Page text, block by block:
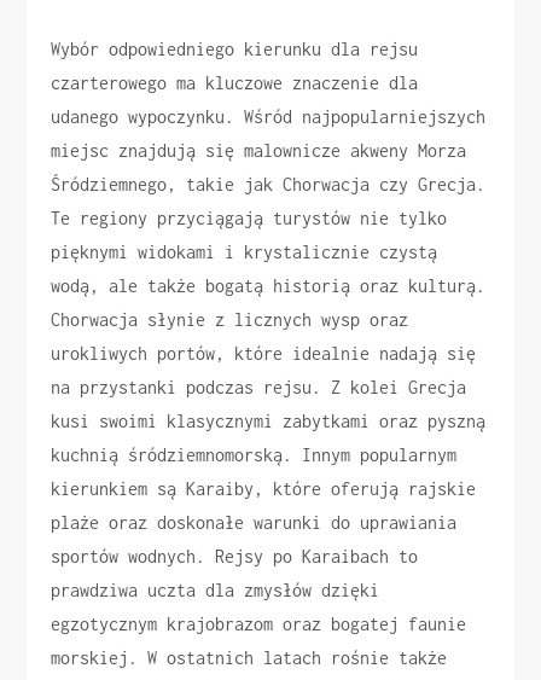
Wybór odpowiedniego kierunku dla rejsu
czarterowego ma kluczowe znaczenie dla
udanego wypoczynku. Wśród najpopularniejszych
miejsc znajdują się malownicze akweny Morza
Śródziemnego, takie jak Chorwacja czy Grecja.
Te regiony przyciągają turystów nie tylko
pięknymi widokami i krystalicznie czystą
wodą, ale także bogatą historią oraz kulturą.
Chorwacja słynie z licznych wysp oraz
urokliwych portów, które idealnie nadają się
na przystanki podczas rejsu. Z kolei Grecja
kusi swoimi klasycznymi zabytkami oraz pyszną
kuchnią śródziemnomorską. Innym popularnym
kierunkiem są Karaiby, które oferują rajskie
plaże oraz doskonałe warunki do uprawiania
sportów wodnych. Rejsy po Karaibach to
prawdziwa uczta dla zmysłów dzięki
egzotycznym krajobrazom oraz bogatej faunie
morskiej. W ostatnich latach rośnie także